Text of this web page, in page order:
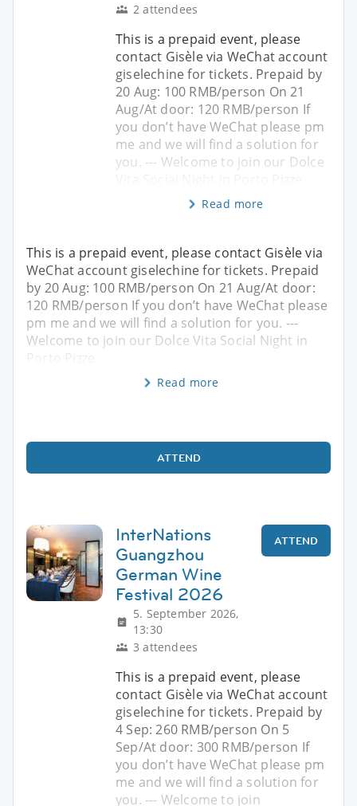
2 attendees
This is a prepaid event, please
contact Gisèle via WeChat account
giselechine for tickets. Prepaid by
20 Aug: 100 RMB/person On 21
Aug/At door: 120 RMB/person If
you don’t have WeChat please pm
me and we will find a solution for
you. --- Welcome to join our Dolce
Read more
This is a prepaid event, please contact Gisèle via
WeChat account giselechine for tickets. Prepaid
by 20 Aug: 100 RMB/person On 21 Aug/At door:
120 RMB/person If you don’t have WeChat please
pm me and we will find a solution for you. ---
Welcome to join our Dolce Vita Social Night in
Porto Pizze
Read more
ATTEND
InterNations
Guangzhou
German Wine
Festival 2026
5. September 2026,
13:30
3 attendees
ATTEND
This is a prepaid event, please
contact Gisèle via WeChat account
giselechine for tickets. Prepaid by
4 Sep: 260 RMB/person On 5
Sep/At door: 300 RMB/person If
you don’t have WeChat please pm
me and we will find a solution for
you. --- Welcome to join